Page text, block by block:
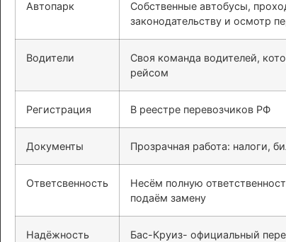
Автопарк
Собственные автобусы,
законодательству и осмотр
Водители
Своя команда водителей,
рейсом
Регистрация В реестре перевозчиков РФ
Документы Прозрачная работа: налоги,
Ответсвенность
Несём полную
подаём замену
Надёжность
Бас-Круиз- официальный